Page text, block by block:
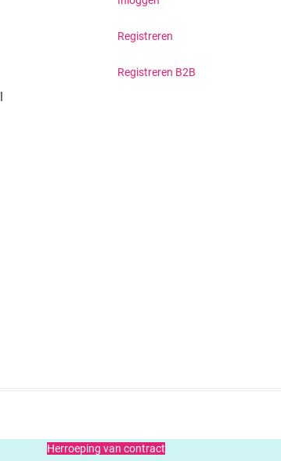
Registreren
Registreren B2B
Herroeping van contract